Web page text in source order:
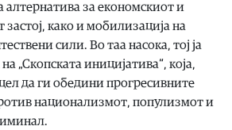
алтернатива за економскиот и
како и мобилизација на
сили. Во таа насока, тој ја
„Скопската иницијатива“, која,
да ги обедини прогресивните
национализмот, популизмот и